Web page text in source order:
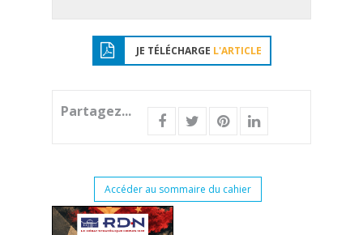
JE TÉLÉCHARGE L'ARTICLE
Partagez...
Accéder au sommaire du cahier